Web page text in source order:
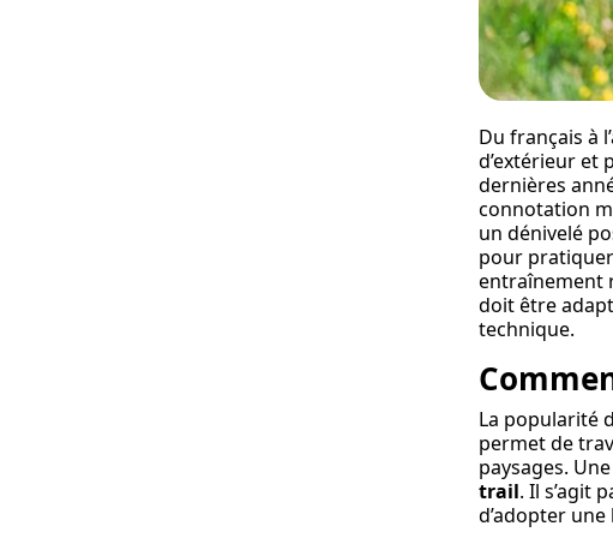
Du français à
d’extérieur et
dernières
connotation
un dénivelé
pour pratiquer
entraînement
doit être
technique.
La popularité
permet de
paysages.
trail. Il s’agit
d’adopter